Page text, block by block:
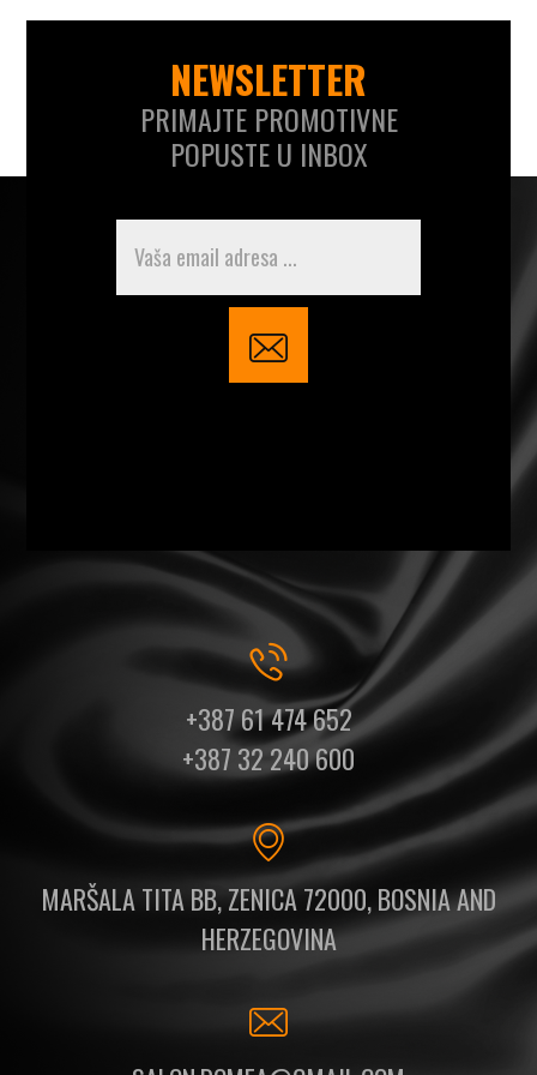
NEWSLETTER
PRIMAJTE PROMOTIVNE
POPUSTE U INBOX
+387 61 474 652
+387 32 240 600
MARŠALA TITA BB, ZENICA 72000, BOSNIA AND
HERZEGOVINA